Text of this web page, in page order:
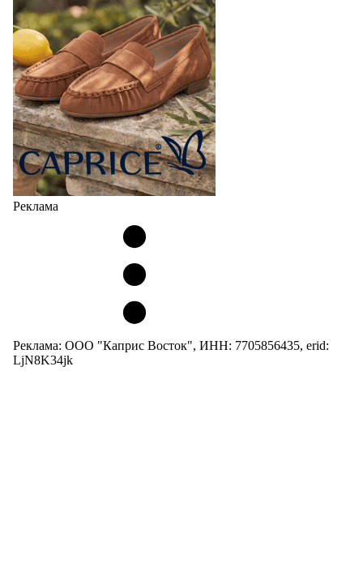
Реклама
Реклама: ООО "Каприс Восток", ИНН: 7705856435, erid:
LjN8K34jk